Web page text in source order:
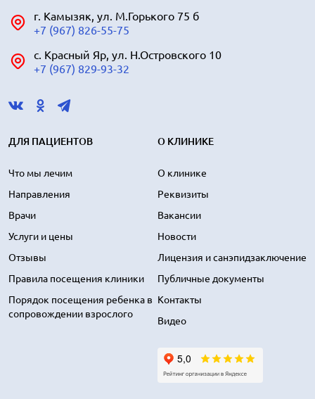
г. Камызяк, ул. М.Горького 75 б
+7 (967) 826-55-75
с. Красный Яр, ул. Н.Островского 10
+7 (967) 829-93-32
ДЛЯ ПАЦИЕНТОВ
Что мы лечим
Направления
Врачи
Услуги и цены
Отзывы
Правила посещения клиники
Порядок посещения ребенка в
сопровождении взрослого
О КЛИНИКЕ
О клинике
Реквизиты
Вакансии
Новости
Лицензия и санэпидзаключение
Публичные документы
Контакты
Видео